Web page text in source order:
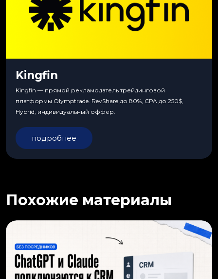
Kingfin
Kingfin — прямой рекламодатель трейдинговой
платформы Olymptrade. RevShare до 80%, CPA до 250$,
Hybrid, индивидуальный оффер.
подробнее
Похожие материалы